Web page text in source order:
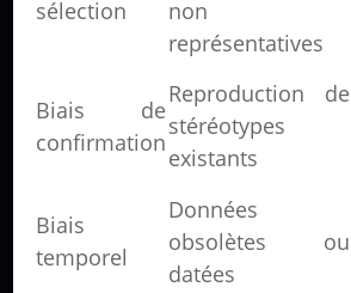
sélection
non
représentatives
Biais de
confirmation
Reproduction de
stéréotypes
existants
Biais
temporel
Données
obsolètes ou
datées